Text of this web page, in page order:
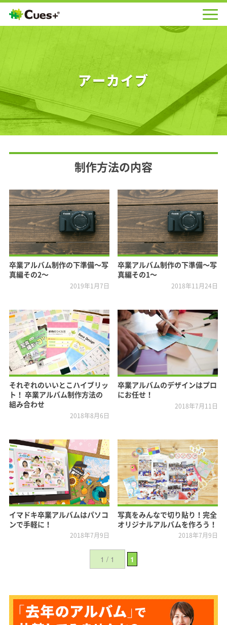
アーカイブ
制作方法の内容
卒業アルバム制作の下準備〜写
真編その2〜
2019年1月7日
卒業アルバム制作の下準備〜写
真編その1〜
2018年11月24日
それぞれのいいとこハイブリッ
ト！ 卒業アルバム制作方法の
組み合わせ
2018年8月6日
卒業アルバムのデザインはプロ
にお任せ！
2018年7月11日
イマドキ卒業アルバムはパソコ
ンで手軽に！
2018年7月9日
写真をみんなで切り貼り！完全
オリジナルアルバムを作ろう！
2018年7月9日
1 / 1 1